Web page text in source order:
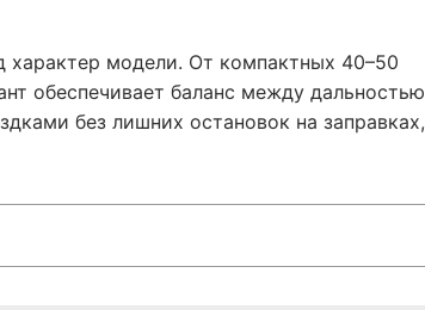
характер модели. От компактных 40–50
обеспечивает баланс между дальностью
без лишних остановок на заправках,